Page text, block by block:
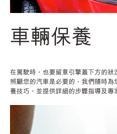
車輛保養
在駕駛時，也要留意引擎蓋下方的
照顧您的汽車是必要的，我們隨時
養技巧，並提供詳細的步驟指導及專